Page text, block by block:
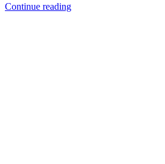
Continue reading